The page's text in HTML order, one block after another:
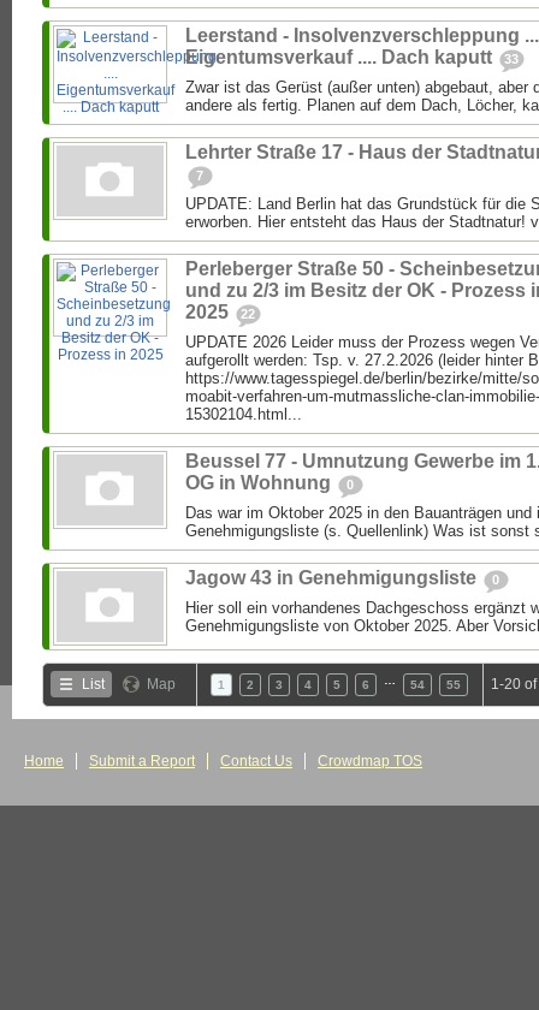
Leerstand - Insolvenzverschleppung
Eigentumsverkauf .... Dach kaputt
33
Zwar ist das Gerüst (außer unten) abgebaut, aber
andere als fertig. Planen auf dem Dach, Löcher,
Lehrter Straße 17 - Haus der
7
UPDATE: Land Berlin hat das Grundstück für die
erworben. Hier entsteht das Haus der Stadtnatur!
Perleberger Straße 50 -
und zu 2/3 im Besitz der OK - Prozess
2025
22
UPDATE 2026 Leider muss der Prozess wegen
aufgerollt werden: Tsp. v. 27.2.2026 (leider hinter
https://www.tagesspiegel.de/berlin/bezirke/mitte/
moabit-verfahren-um-mutmassliche-clan-
15302104.html...
Beussel 77 - Umnutzung Gewerbe im
OG in Wohnung
0
Das war im Oktober 2025 in den Bauanträgen
Genehmigungsliste (s. Quellenlink) Was ist sonst
Jagow 43 in Genehmigungsliste 0
Hier soll ein vorhandenes Dachgeschoss ergänzt
Genehmigungsliste von Oktober 2025. Aber
List Map 1 2 3 4 5 6 54 55 1-20
Home Submit a Report Contact Us Crowdmap TOS